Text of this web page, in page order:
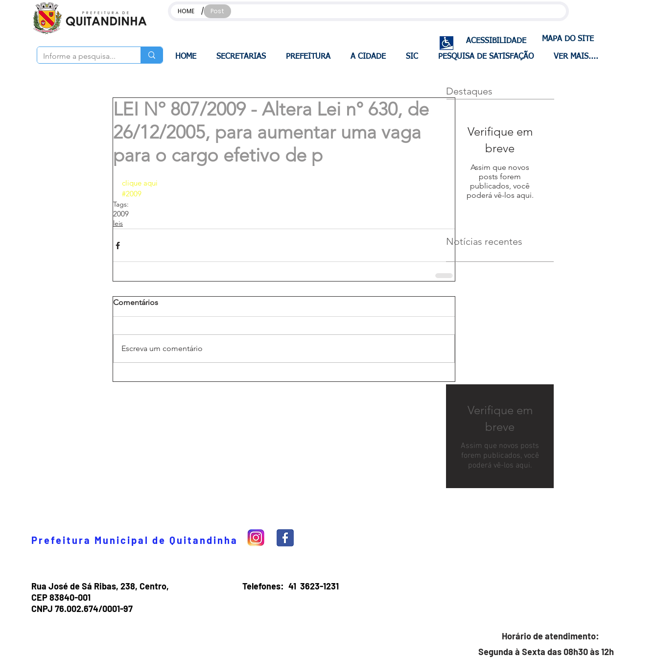
HOME / Post
ACESSIBILIDADE MAPA DO SITE
HOME SECRETARIAS PREFEITURA A CIDADE SIC PESQUISA DE SATISFAÇÃO VER MAIS....
LEI Nº 807/2009 - Altera Lei n° 630, de
26/12/2005, para aumentar uma vaga
para o cargo efetivo de p
clique aqui
#2009
Tags:
2009
leis
Comentários
Escreva um comentário
Destaques
Verifique em
breve
Assim que novos
posts forem
publicados, você
poderá vê-los aqui.
Notícias recentes
Verifique em
breve
Assim que novos posts
forem publicados, você
poderá vê-los aqui.
Prefeitura Municipal de Quitandinha
Rua José de Sá Ribas, 238, Centro,
CEP 83840-001
CNPJ 76.002.674/0001-97
Telefones: 41 3623-1231
Horário de atendimento:
Segunda à Sexta das 08h30 às 12h